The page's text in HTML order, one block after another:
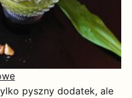
pyszny dodatek, ale